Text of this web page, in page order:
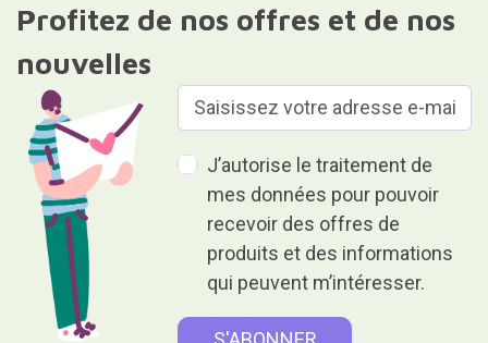
Profitez de nos offres et de nos
nouvelles
J’autorise le traitement de
mes données pour pouvoir
recevoir des offres de
produits et des informations
qui peuvent m’intéresser.